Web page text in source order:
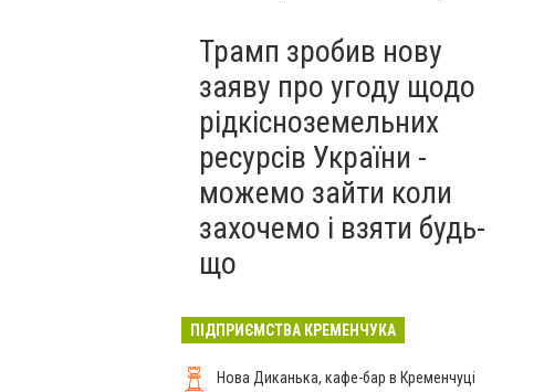
Трамп зробив нову
заяву про угоду щодо
рідкісноземельних
ресурсів України -
можемо зайти коли
захочемо і взяти будь-
що
ПІДПРИЄМСТВА КРЕМЕНЧУКА
Нова Диканька, кафе-бар в Кременчуці